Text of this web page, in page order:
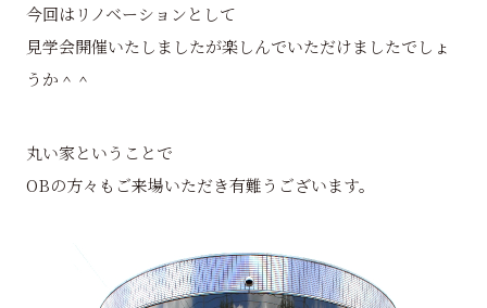
今回はリノベーションとして
見学会開催いたしましたが楽しんでいただけましたでしょ
うか＾＾
丸い家ということで
OBの方々もご来場いただき有難うございます。